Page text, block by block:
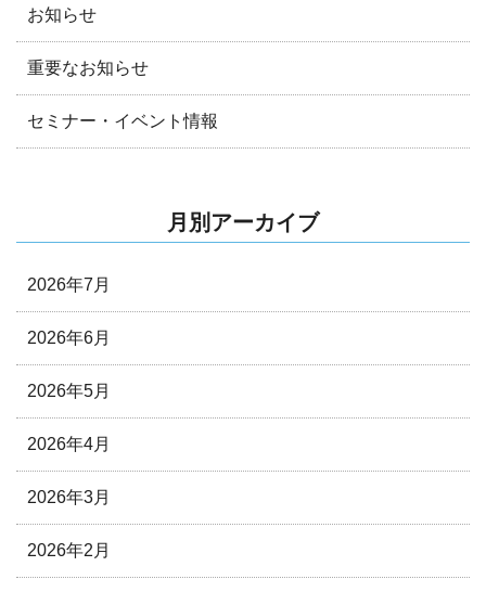
お知らせ
重要なお知らせ
セミナー・イベント情報
月別アーカイブ
2026年7月
2026年6月
2026年5月
2026年4月
2026年3月
2026年2月